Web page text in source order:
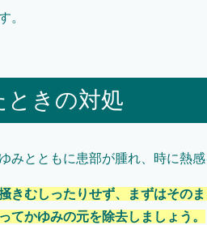
。
ときの対処
みとともに患部が腫れ、時に熱感
きむしったりせず、まずはその
てかゆみの元を除去しましょう。